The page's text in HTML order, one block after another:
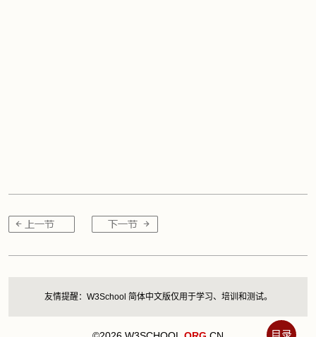
友情提醒：W3School 简体中文版仅用于学习、培训和测试。